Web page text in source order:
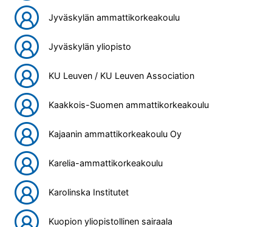
Jyväskylän ammattikorkeakoulu
Jyväskylän yliopisto
KU Leuven / KU Leuven Association
Kaakkois-Suomen ammattikorkeakoulu
Kajaanin ammattikorkeakoulu Oy
Karelia-ammattikorkeakoulu
Karolinska Institutet
Kuopion yliopistollinen sairaala